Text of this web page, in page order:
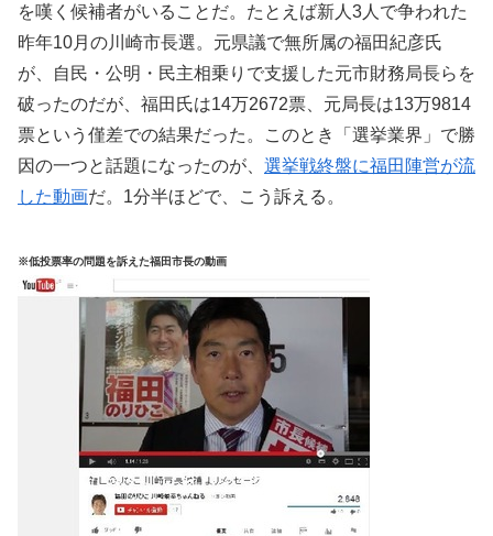
を嘆く候補者がいることだ。たとえば新人3人で争われた
昨年10月の川崎市長選。元県議で無所属の福田紀彦氏
が、自民・公明・民主相乗りで支援した元市財務局長らを
破ったのだが、福田氏は14万2672票、元局長は13万9814
票という僅差での結果だった。このとき「選挙業界」で勝
因の一つと話題になったのが、 選挙戦終盤に福田陣営が流
した動画だ。1分半ほどで、こう訴える。
※低投票率の問題を訴えた福田市長の動画